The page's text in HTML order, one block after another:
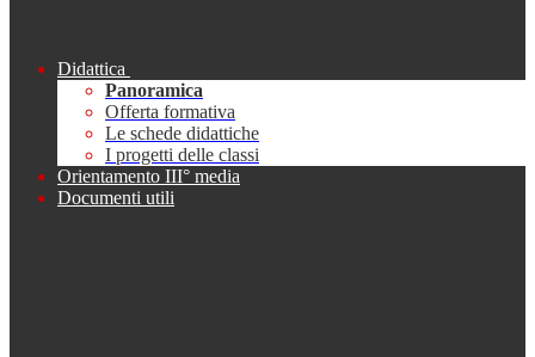
Didattica
Panoramica
Offerta formativa
Le schede didattiche
I progetti delle classi
Orientamento III° media
Documenti utili